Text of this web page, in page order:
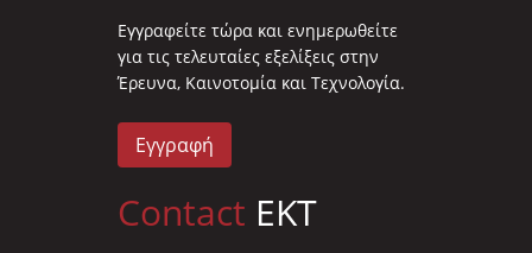
Eγγραφείτε τώρα και ενημερωθείτε
για τις τελευταίες εξελίξεις στην
Έρευνα, Καινοτομία και Τεχνολογία.
Εγγραφή
Contact EKT